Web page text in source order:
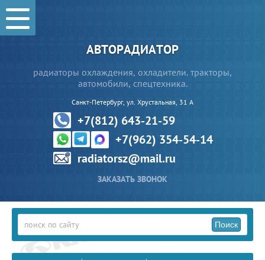
АВТОРАДИАТОР
радиаторы охлаждения, охладители. тракторы,
автомобили, спецтехника.
Санкт-Петербург, ул. Хрустальная, 31 А
+7(812) 643-21-59
+7(962) 354-54-14
radiatorsz@mail.ru
ЗАКАЗАТЬ ЗВОНОК